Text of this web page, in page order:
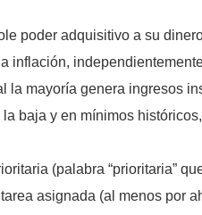
poder adquisitivo a su
inflación,
la mayoría genera ingresos
baja y en mínimos
(palabra “prioritaria”
asignada (al menos por